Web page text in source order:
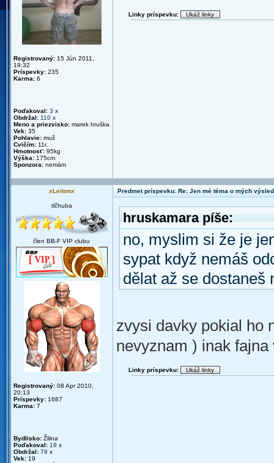
Registrovaný: 15 Jún 2011,
19:32
Príspevky: 235
Karma: 6
Poďakoval: 3 x
Obdržal: 110 x
Meno a priezvisko: marek hruška
Vek: 35
Pohlavie: muž
Cvičím: 11r.
Hmotnosť: 95kg
Výška: 175cm
Sponzora: nemám
Linky príspevku:
xLeitonx Predmet príspevku: Re: Jen mé téma o mých
tlčhuba
člen BB-F VIP clubu
Registrovaný: 08 Apr 2010,
20:13
Príspevky: 1687
Karma: 7
Bydlisko: Žilina
Poďakoval: 19 x
Obdržal: 78 x
Vek: 19
hruskamara píše:
no, myslim si že je
sypat když nemáš
dělat až se dostaneš
zvysi davky pokial ho
nevyznam ) inak
Linky príspevku: